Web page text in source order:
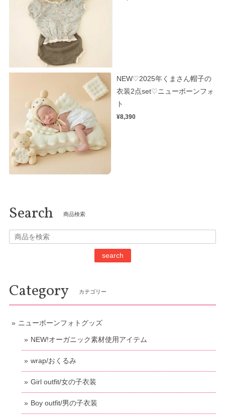
NEW♡2025年くまさん帽子の
衣装2点set♡ニューボーンフォ
ト
¥8,390
Search 商品検索
search
Category カテゴリー
ニューボーンフォトグッズ
NEW!オーガニック素材使用アイテム
wrap/おくるみ
Girl outfit/女の子衣装
Boy outfit/男の子衣装